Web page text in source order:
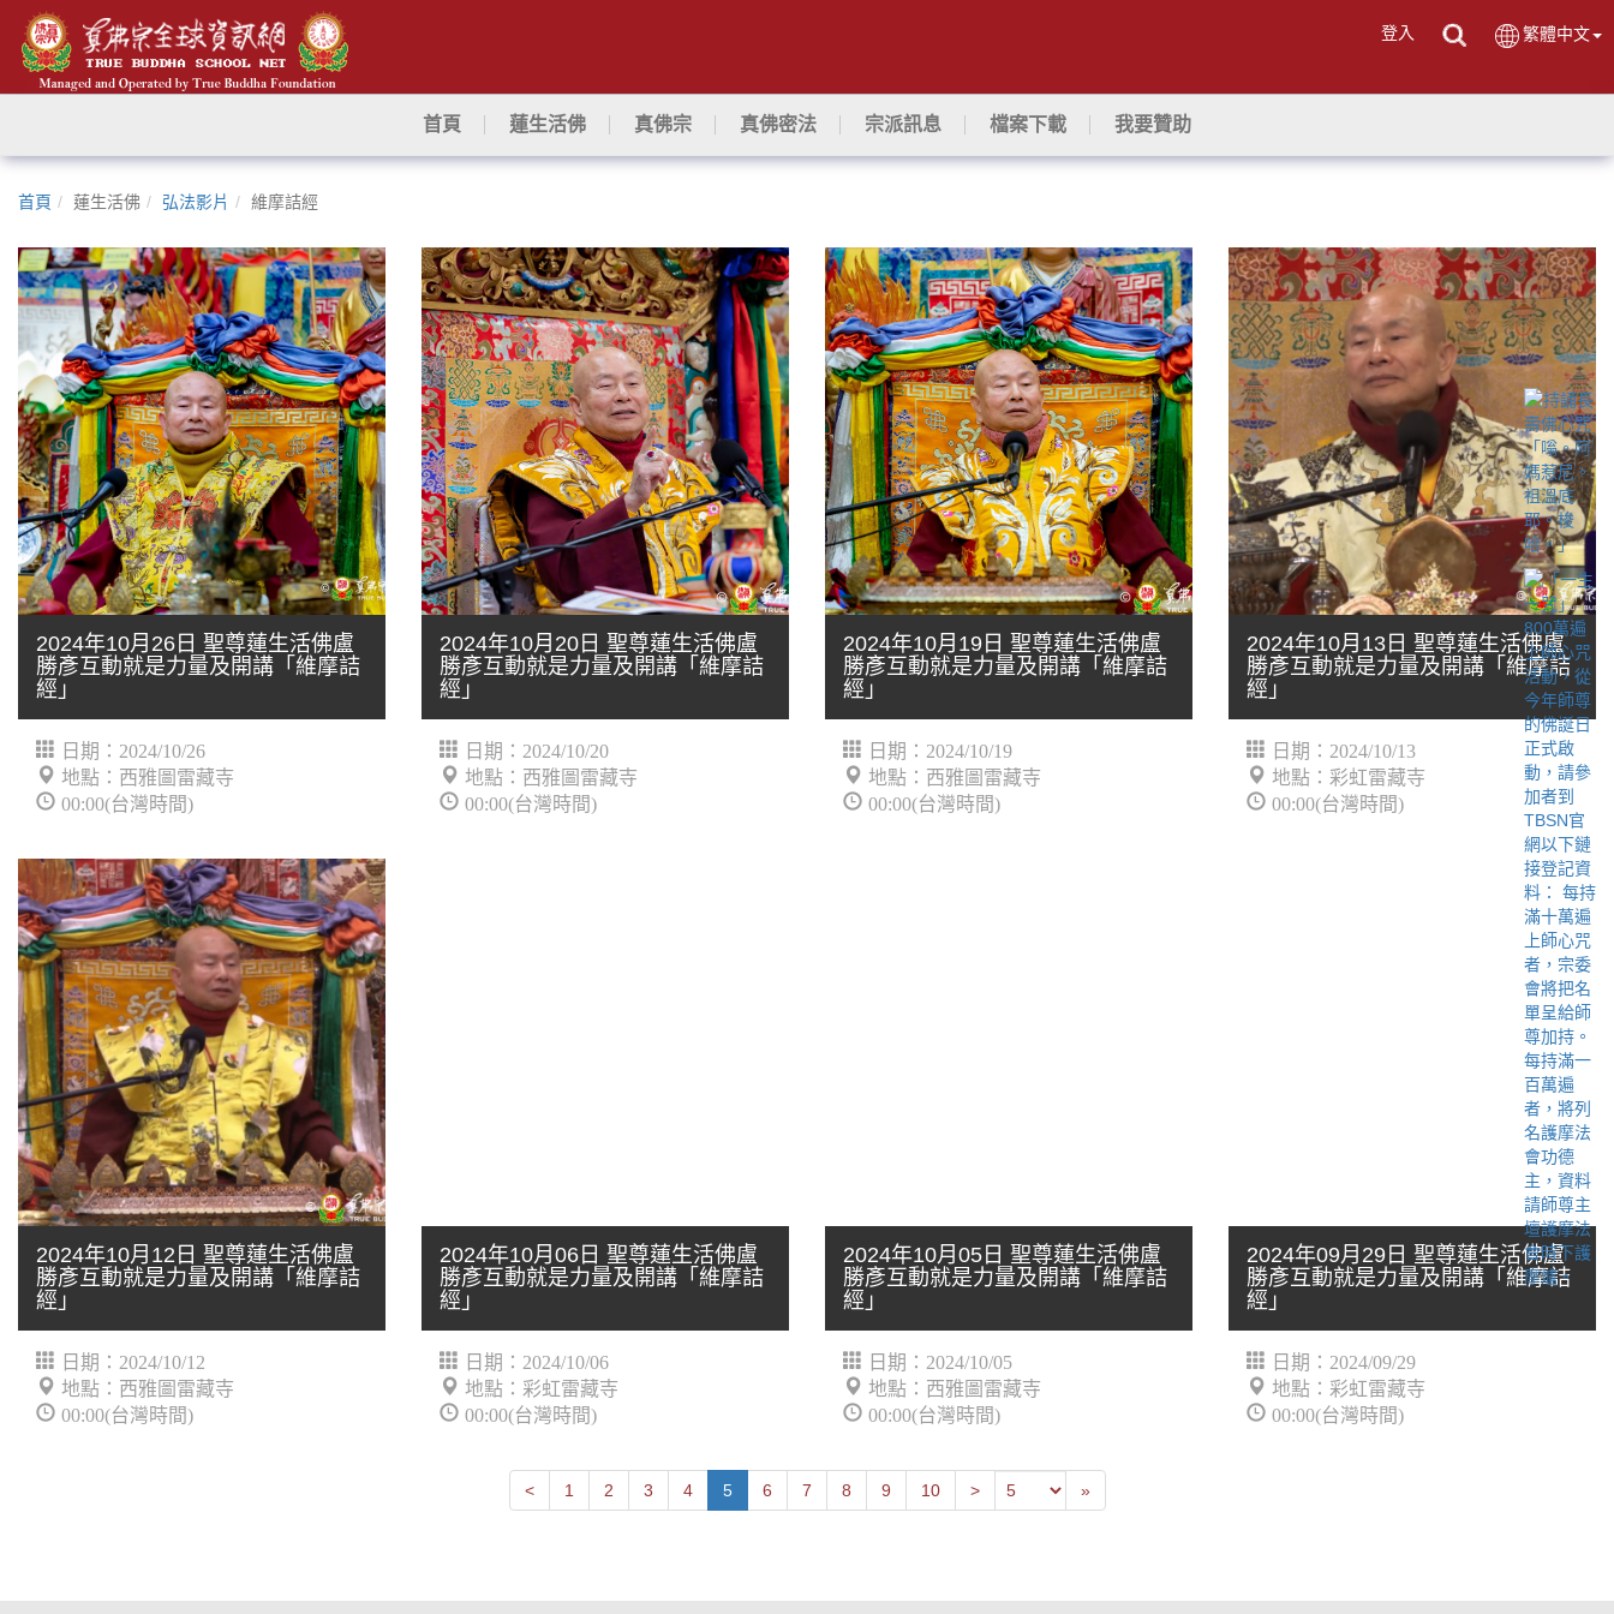
登入 繁體中文
首頁 蓮生活佛 真佛宗 真佛密法 宗派訊息 檔案下載 我要贊助
首頁 蓮生活佛 弘法影片 維摩詰經
2024年10月26日 聖尊蓮生活佛盧
勝彥互動就是力量及開講「維摩詰
經」
日期：2024/10/26
地點：西雅圖雷藏寺
00:00(台灣時間)
2024年10月20日 聖尊蓮生活佛盧
勝彥互動就是力量及開講「維摩詰
經」
日期：2024/10/20
地點：西雅圖雷藏寺
00:00(台灣時間)
2024年10月19日 聖尊蓮生活佛盧
勝彥互動就是力量及開講「維摩詰
經」
日期：2024/10/19
地點：西雅圖雷藏寺
00:00(台灣時間)
2024年10月13日 聖尊蓮生活佛盧
勝彥互動就是力量及開講「維摩詰
經」
日期：2024/10/13
地點：彩虹雷藏寺
00:00(台灣時間)
2024年10月12日 聖尊蓮生活佛盧
勝彥互動就是力量及開講「維摩詰
經」
日期：2024/10/12
地點：西雅圖雷藏寺
00:00(台灣時間)
2024年10月06日 聖尊蓮生活佛盧
勝彥互動就是力量及開講「維摩詰
經」
日期：2024/10/06
地點：彩虹雷藏寺
00:00(台灣時間)
2024年10月05日 聖尊蓮生活佛盧
勝彥互動就是力量及開講「維摩詰
經」
日期：2024/10/05
地點：西雅圖雷藏寺
00:00(台灣時間)
2024年09月29日 聖尊蓮生活佛盧
勝彥互動就是力量及開講「維摩詰
經」
日期：2024/09/29
地點：彩虹雷藏寺
00:00(台灣時間)
<Next1 2 3 4 5 6 7 8 9 10 >Previous »Last